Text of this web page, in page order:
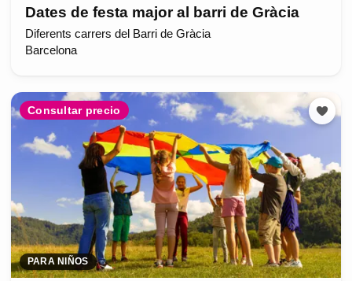
Dates de festa major al barri de Gràcia
Diferents carrers del Barri de Gràcia
Barcelona
Consultar precio
PARA NIÑOS